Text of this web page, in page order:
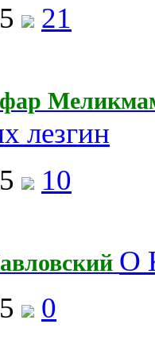
21
лезгин
10
О
0